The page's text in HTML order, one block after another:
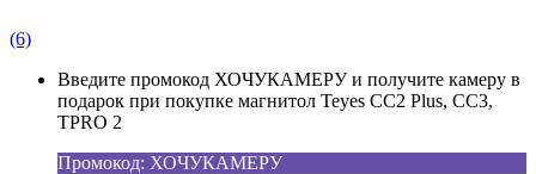
(6)
Введите промокод ХОЧУКАМЕРУ и получите камеру в
подарок при покупке магнитол Teyes CC2 Plus, CC3,
TPRO 2
Промокод: ХОЧУКАМЕРУ